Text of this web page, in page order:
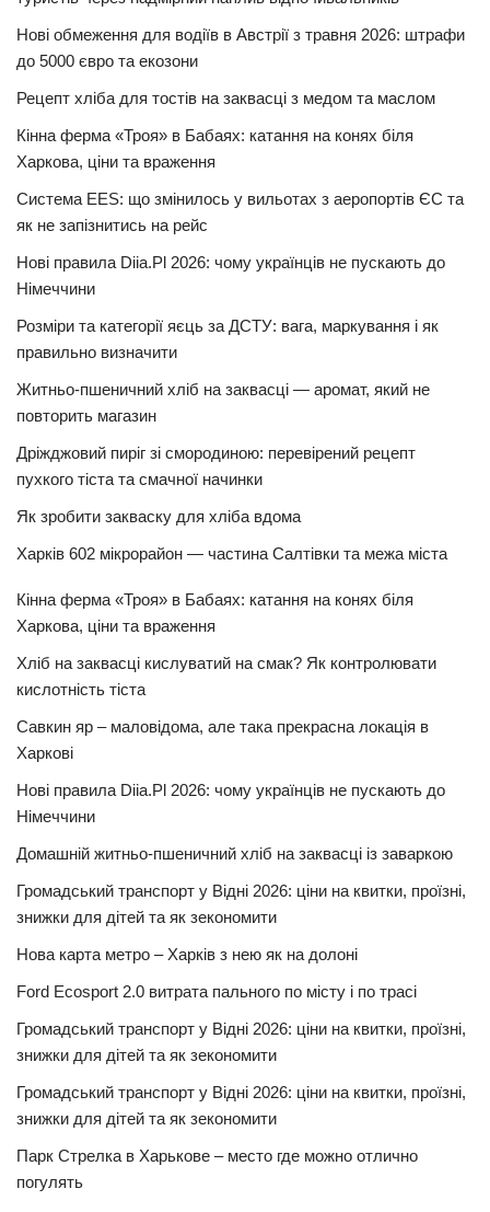
Нові обмеження для водіїв в Австрії з травня 2026: штрафи
до 5000 євро та екозони
Рецепт хліба для тостів на заквасці з медом та маслом
Кінна ферма «Троя» в Бабаях: катання на конях біля
Харкова, ціни та враження
Система EES: що змінилось у вильотах з аеропортів ЄС та
як не запізнитись на рейс
Нові правила Diia.Pl 2026: чому українців не пускають до
Німеччини
Розміри та категорії яєць за ДСТУ: вага, маркування і як
правильно визначити
Житньо-пшеничний хліб на заквасці — аромат, який не
повторить магазин
Дріжджовий пиріг зі смородиною: перевірений рецепт
пухкого тіста та смачної начинки
Як зробити закваску для хліба вдома
Харків 602 мікрорайон — частина Салтівки та межа міста
Кінна ферма «Троя» в Бабаях: катання на конях біля
Харкова, ціни та враження
Хліб на заквасці кислуватий на смак? Як контролювати
кислотність тіста
Савкин яр – маловідома, але така прекрасна локація в
Харкові
Нові правила Diia.Pl 2026: чому українців не пускають до
Німеччини
Домашній житньо-пшеничний хліб на заквасці із заваркою
Громадський транспорт у Відні 2026: ціни на квитки, проїзні,
знижки для дітей та як зекономити
Нова карта метро – Харків з нею як на долоні
Ford Ecosport 2.0 витрата пального по місту і по трасі
Громадський транспорт у Відні 2026: ціни на квитки, проїзні,
знижки для дітей та як зекономити
Громадський транспорт у Відні 2026: ціни на квитки, проїзні,
знижки для дітей та як зекономити
Парк Стрелка в Харькове – место где можно отлично
погулять